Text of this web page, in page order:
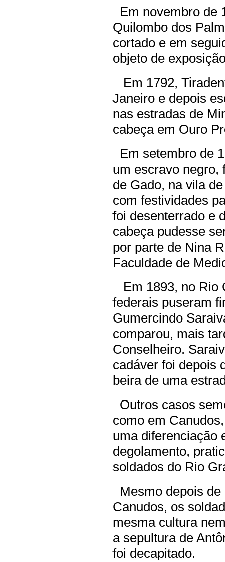
Em novembro de
Quilombo dos
cortado e em
objeto de
Em 1792,
Janeiro e depois
nas estradas de
cabeça em Ouro
Em setembro de
um escravo negro,
de Gado, na vila
com festividades
foi desenterrado e
cabeça pudesse
por parte de Nina
Faculdade de
Em 1893, no Rio
federais puseram
Gumercindo
comparou, mais
Conselheiro.
cadáver foi depois
beira de uma
Outros casos
como em
uma diferenciação
degolamento,
soldados do Rio
Mesmo depois
Canudos, os
mesma cultura
a sepultura de
foi decapitado.